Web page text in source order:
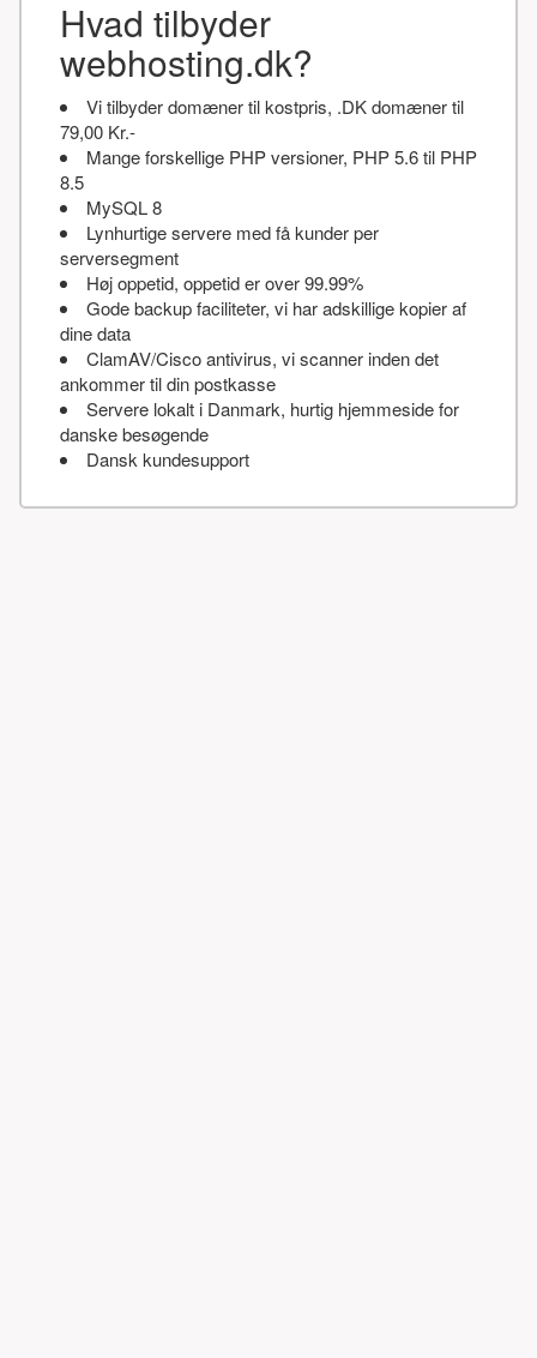
Hvad tilbyder
webhosting.dk?
Vi tilbyder domæner til kostpris, .DK domæner til
79,00 Kr.-
Mange forskellige PHP versioner, PHP 5.6 til PHP
8.5
MySQL 8
Lynhurtige servere med få kunder per
serversegment
Høj oppetid, oppetid er over 99.99%
Gode backup faciliteter, vi har adskillige kopier af
dine data
ClamAV/Cisco antivirus, vi scanner inden det
ankommer til din postkasse
Servere lokalt i Danmark, hurtig hjemmeside for
danske besøgende
Dansk kundesupport